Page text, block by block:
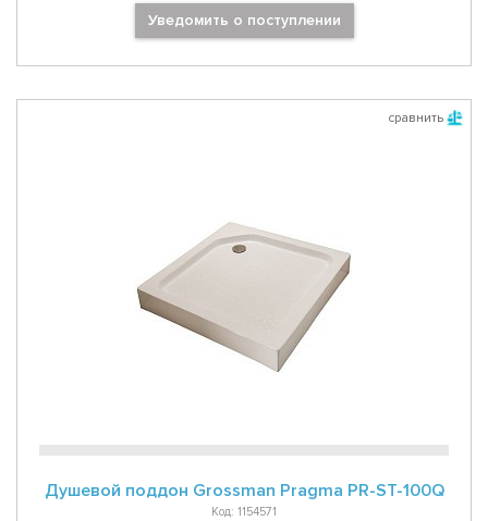
Уведомить о поступлении
сравнить
Душевой поддон Grossman Pragma PR-ST-100Q
Код: 1154571